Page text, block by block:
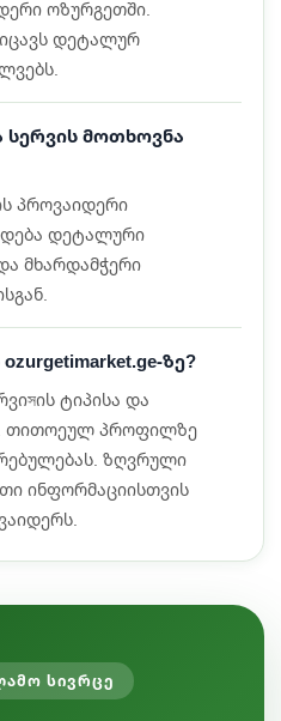
ოზურგეთში.
დეტალურ
მოთხოვნა
პროვაიდერი
დეტალური
მხარდამჭერი
ზე?
ტიპისა და
თითოეულ პროფილზე
ზღვრული
ინფორმაციისთვის
სივრცე